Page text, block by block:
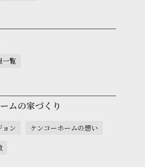
一覧
ムの家づくり
ョン ケンコーホームの想い